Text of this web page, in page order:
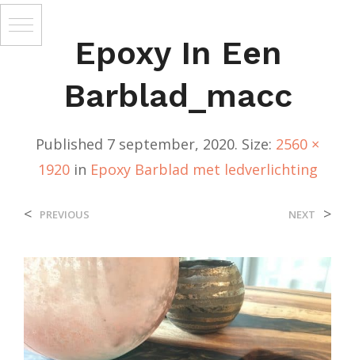
Epoxy In Een
Barblad_macc
Published 7 september, 2020. Size: 2560 ×
1920in Epoxy Barblad met ledverlichting
< PREVIOUS NEXT >